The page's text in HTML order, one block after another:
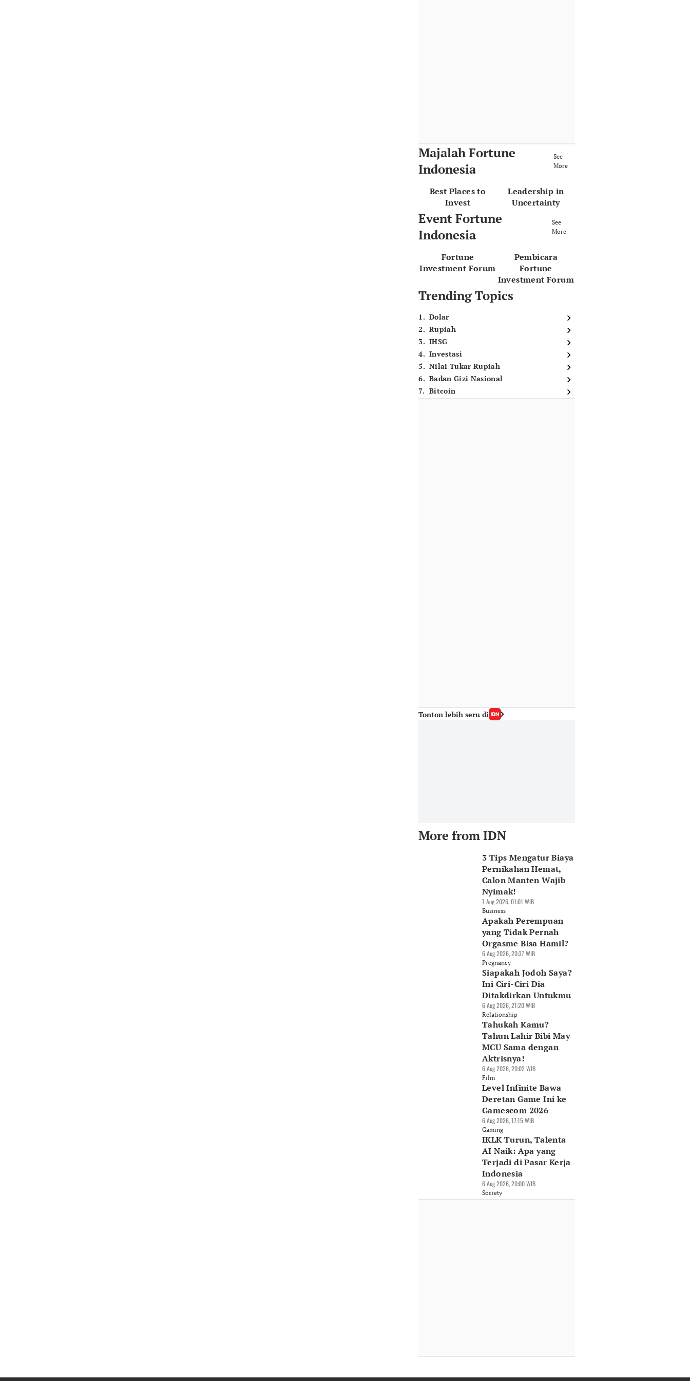
Majalah Fortune
Indonesia
See
More
Best Places to
Invest
Leadership in
Uncertainty
Event Fortune
Indonesia
See
More
Fortune
Investment Forum
Pembicara
Fortune
Investment Forum
Trending Topics
1. Dolar
2. Rupiah
3. IHSG
4. Investasi
5. Nilai Tukar Rupiah
6. Badan Gizi Nasional
7. Bitcoin
Tonton lebih seru di
More from IDN
3 Tips Mengatur Biaya
Pernikahan Hemat,
Calon Manten Wajib
Nyimak!
7 Aug 2026, 01:01 WIB
Business
Apakah Perempuan
yang Tidak Pernah
Orgasme Bisa Hamil?
6 Aug 2026, 20:37 WIB
Pregnancy
Siapakah Jodoh Saya?
Ini Ciri-Ciri Dia
Ditakdirkan Untukmu
6 Aug 2026, 21:20 WIB
Relationship
Tahukah Kamu?
Tahun Lahir Bibi May
MCU Sama dengan
Aktrisnya!
6 Aug 2026, 20:02 WIB
Film
Level Infinite Bawa
Deretan Game Ini ke
Gamescom 2026
6 Aug 2026, 17:15 WIB
Gaming
IKLK Turun, Talenta
AI Naik: Apa yang
Terjadi di Pasar Kerja
Indonesia
6 Aug 2026, 20:00 WIB
Society